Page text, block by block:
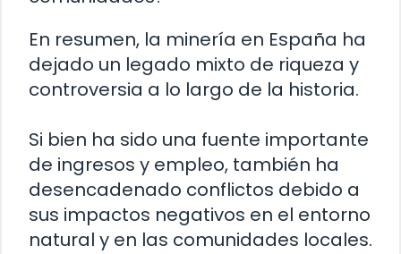
En resumen, la minería en España ha
dejado un legado mixto de riqueza y
controversia a lo largo de la historia.
Si bien ha sido una fuente importante
de ingresos y empleo, también ha
desencadenado conflictos debido a
sus impactos negativos en el entorno
natural y en las comunidades locales.